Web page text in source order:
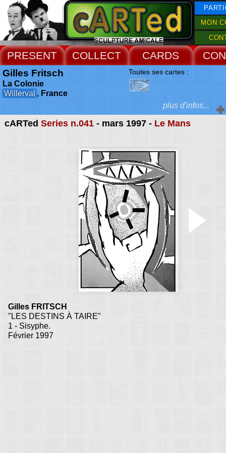
MON
PRESENT COLLECT CARDS
cARTed Series n.041- mars 1997 - Le Mans
Gilles FRITSCH
"LES DESTINS À TAIRE"
1 - Sisyphe.
Février 1997
Gilles Fritsch
La Colonie
Willerval , France
Toutes ses cartes :
Extras :
plus d'infos...